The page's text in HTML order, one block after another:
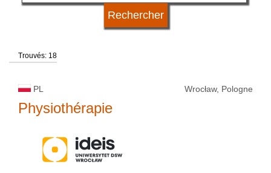
système d'études
type d'université
statut d'université
Trouvés: 18
PL Wrocław, Pologne
Physiothérapie